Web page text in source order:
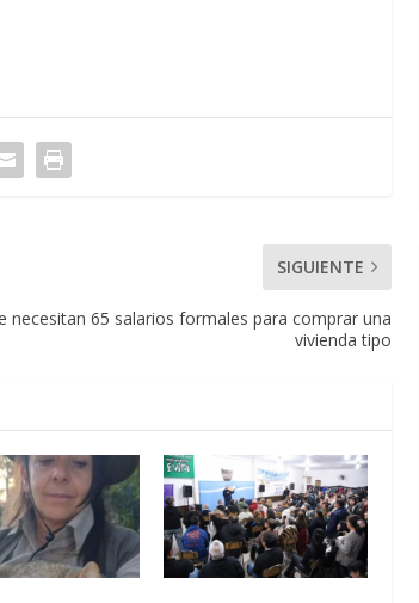
SIGUIENTE
necesitan 65 salarios formales para comprar una
vivienda tipo